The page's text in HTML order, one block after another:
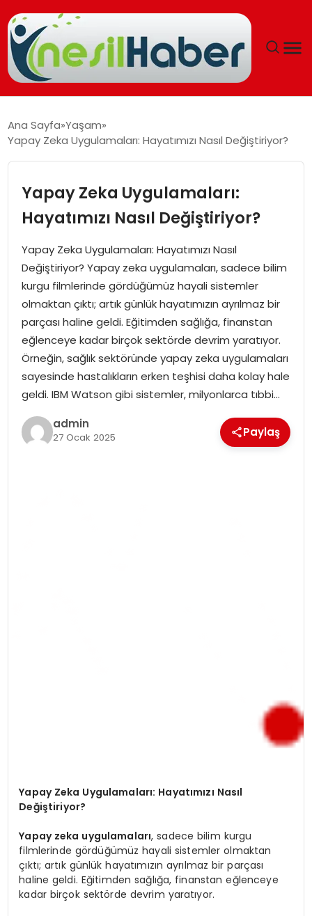
GÜNCEL
YAŞAM
EĞITIM
SOSYAL HABER
SPOR
EKONOMI
MAGAZIN
TEKNOLOJI
Ana Sayfa Yaşam
Yapay Zeka Uygulamaları: Hayatımızı Nasıl Değiştiriyor?
Yapay Zeka Uygulamaları:
Hayatımızı Nasıl Değiştiriyor?
Yapay Zeka Uygulamaları: Hayatımızı Nasıl
Değiştiriyor? Yapay zeka uygulamaları, sadece bilim
kurgu filmlerinde gördüğümüz hayali sistemler
olmaktan çıktı; artık günlük hayatımızın ayrılmaz bir
parçası haline geldi. Eğitimden sağlığa, finanstan
eğlenceye kadar birçok sektörde devrim yaratıyor.
Örneğin, sağlık sektöründe yapay zeka uygulamaları
sayesinde hastalıkların erken teşhisi daha kolay hale
geldi. IBM Watson gibi sistemler, milyonlarca tıbbi…
admin
27 Ocak 2025 Paylaş
Yapay Zeka Uygulamaları: Hayatımızı Nasıl
Değiştiriyor?
Yapay zeka uygulamaları, sadece bilim kurgu
filmlerinde gördüğümüz hayali sistemler olmaktan
çıktı; artık günlük hayatımızın ayrılmaz bir parçası
haline geldi. Eğitimden sağlığa, finanstan eğlenceye
kadar birçok sektörde devrim yaratıyor.